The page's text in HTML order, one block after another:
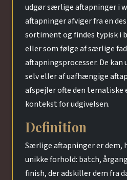
udgør særlige aftapninger i
aftapninger afviger fra en
sortiment og findes typisk i
eller som følge af særlige
aftapningsprocesser. De
selv eller af uafhængige
afspejler ofte den tematiske
kontekst for udgivelsen.
Definition
Særlige aftapninger er dem,
unikke forhold: batch,
finish, der adskiller dem fra